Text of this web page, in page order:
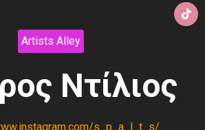
Artists Alley
Ντίλιος
s_p_a_l_t_s/